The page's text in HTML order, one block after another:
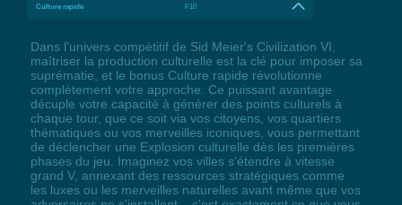
Culture rapide F10
Dans l'univers compétitif de Sid Meier's Civilization VI,
maîtriser la production culturelle est la clé pour imposer sa
suprématie, et le bonus Culture rapide révolutionne
complètement votre approche. Ce puissant avantage
décuple votre capacité à générer des points culturels à
chaque tour, que ce soit via vos citoyens, vos quartiers
thématiques ou vos merveilles iconiques, vous permettant
de déclencher une Explosion culturelle dès les premières
phases du jeu. Imaginez vos villes s'étendre à vitesse
grand V, annexant des ressources stratégiques comme
les luxes ou les merveilles naturelles avant même que vos